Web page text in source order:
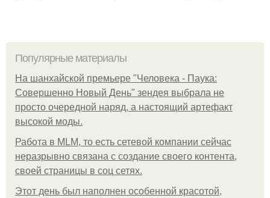
Популярные материалы
На шанхайской премьере "Человека - Паука:
Совершенно Новый День" зендея выбрала не
просто очередной наряд, а настоящий артефакт
высокой моды.
Работа в MLM, то есть сетевой компании сейчас
неразрывно связана с создание своего контента,
своей страницы в соц сетях.
Этот день был наполнен особенной красотой,